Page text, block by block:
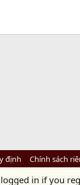
định Chính sách
in if you